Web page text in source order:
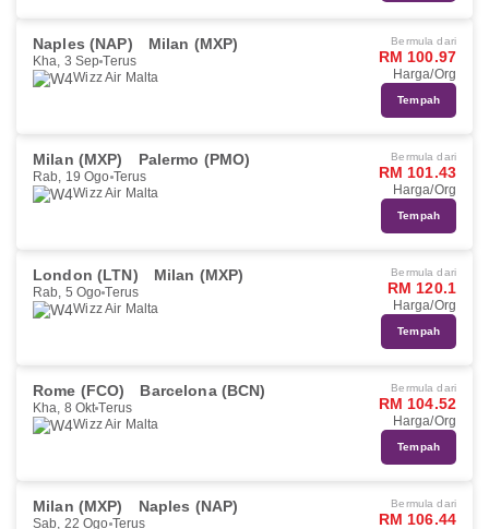
Naples (NAP) Milan (MXP)
Kha, 3 Sep Terus
Wizz Air Malta
Bermula dari
RM 100.97
Harga/Org
Tempah
Milan (MXP) Palermo (PMO)
Rab, 19 Ogo Terus
Wizz Air Malta
Bermula dari
RM 101.43
Harga/Org
Tempah
London (LTN) Milan (MXP)
Rab, 5 Ogo Terus
Wizz Air Malta
Bermula dari
RM 120.1
Harga/Org
Tempah
Rome (FCO) Barcelona (BCN)
Kha, 8 Okt Terus
Wizz Air Malta
Bermula dari
RM 104.52
Harga/Org
Tempah
Milan (MXP) Naples (NAP)
Sab, 22 Ogo Terus
Bermula dari
RM 106.44